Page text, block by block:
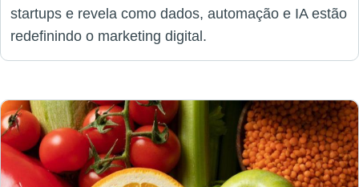
startups e revela como dados, automação e IA estão
redefinindo o marketing digital.